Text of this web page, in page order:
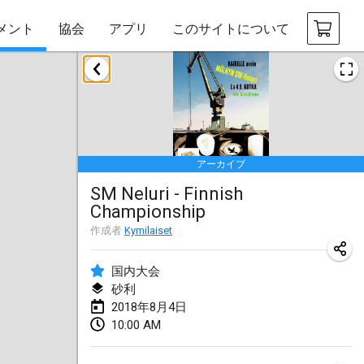
ント 協会 アプリ このサイトについて
アーカイブ
SM Neluri - Finnish
Championship
作成者 Kymilaiset
国内大会
砂利
2018年8月4日
10:00 AM
2018年1月
Open des rois de Mölkky
2018年1月21日|フランス
Individuel du Garo
2018年1月21日 |フランス
Tournoi d'Hiver
2018年1月27日|フランス
2018年1月27日
2018年2月